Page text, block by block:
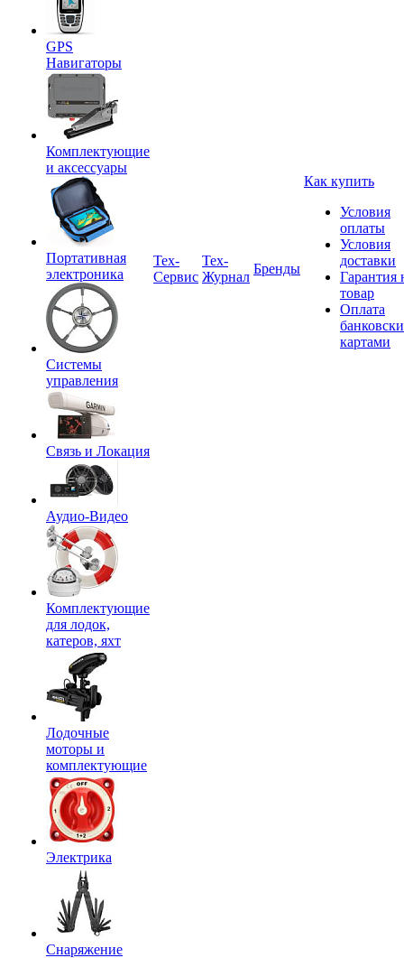
GPS
Навигаторы
Комплектующие
и аксессуары
Портативная
электроника
Системы
управления
Связь и Локация
Аудио-Видео
Комплектующие
для лодок,
катеров, яхт
Лодочные
моторы и
комплектующие
Электрика
Снаряжение
Tex-
Сервис
Тех-
Журнал
Бренды
Как купить
Условия
оплаты
Условия
доставки
Гарантия
товар
Оплата
картами